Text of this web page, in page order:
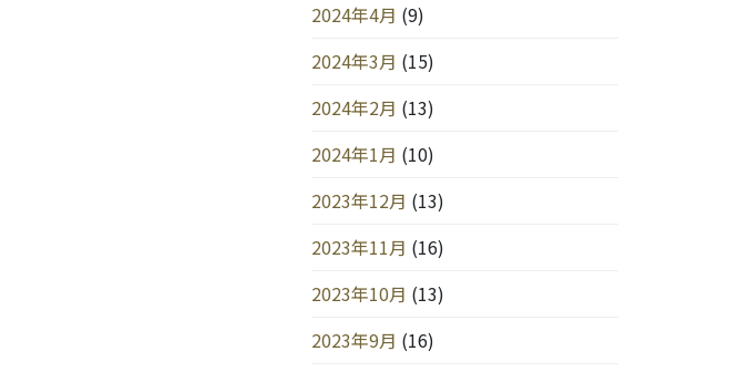
2024年4月 (9)
2024年3月 (15)
2024年2月 (13)
2024年1月 (10)
2023年12月 (13)
2023年11月 (16)
2023年10月 (13)
2023年9月 (16)